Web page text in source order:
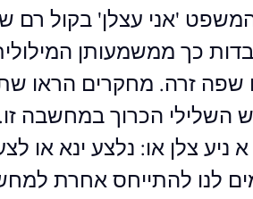
'אני עצלן' בקול רם
כך ממשמעותן
שפה זרה. מחקרים הראו
א ניע צלן או: נלצע ינא או
לנו להתייחס אחרת